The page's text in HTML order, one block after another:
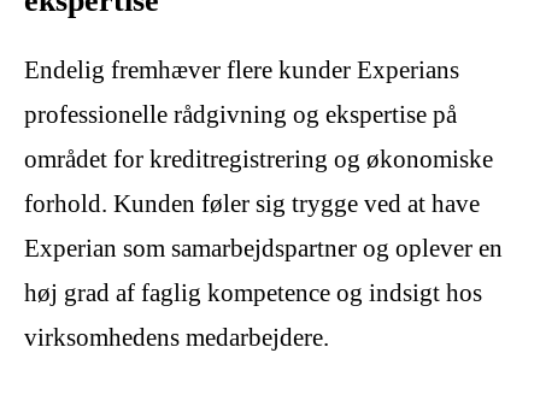
Endelig fremhæver flere kunder Experians
professionelle rådgivning og ekspertise på
området for kreditregistrering og økonomiske
forhold. Kunden føler sig trygge ved at have
Experian som samarbejdspartner og oplever en
høj grad af faglig kompetence og indsigt hos
virksomhedens medarbejdere.